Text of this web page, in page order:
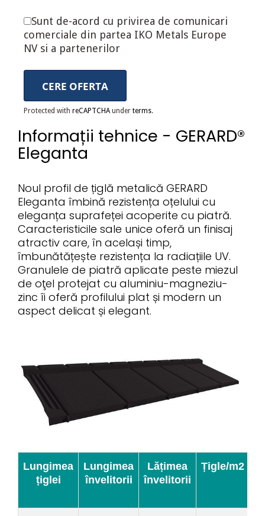
Sunt de-acord cu privirea de comunicari
comerciale din partea IKO Metals Europe
NV si a partenerilor
CERE OFERTA
Protected with reCAPTCHAunder terms.
Informații tehnice - GERARD®
Eleganta
Noul profil de țiglă metalică GERARD
Eleganta îmbină rezistența oțelului cu
eleganța suprafeței acoperite cu piatră.
Caracteristicile sale unice oferă un finisaj
atractiv care, în același timp,
îmbunătățește rezistența la radiațiile UV.
Granulele de piatră aplicate peste miezul
de oţel protejat cu aluminiu-magneziu-
zinc îi oferă profilului plat și modern un
aspect delicat și elegant.
Lungimea
țiglei
Lungimea
învelitorii
Lățimea
învelitorii
Țigle/m2